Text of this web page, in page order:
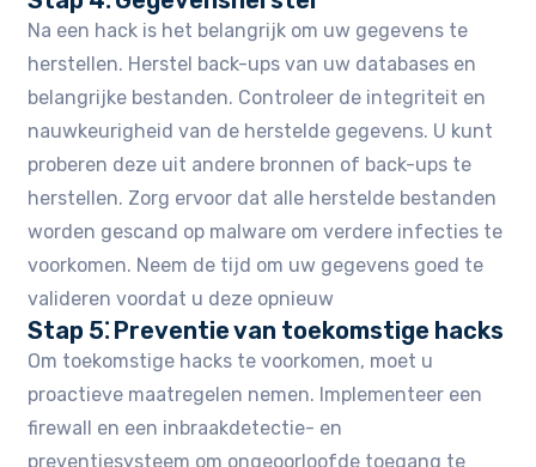
Na een hack is het belangrijk om uw gegevens te
herstellen. Herstel back-ups van uw databases en
belangrijke bestanden. Controleer de integriteit en
nauwkeurigheid van de herstelde gegevens. U kunt
proberen deze uit andere bronnen of back-ups te
herstellen. Zorg ervoor dat alle herstelde bestanden
worden gescand op malware om verdere infecties te
voorkomen. Neem de tijd om uw gegevens goed te
valideren voordat u deze opnieuw
Stap 5⁚ Preventie van toekomstige hacks
Om toekomstige hacks te voorkomen, moet u
proactieve maatregelen nemen. Implementeer een
firewall en een inbraakdetectie- en
preventiesysteem om ongeoorloofde toegang te